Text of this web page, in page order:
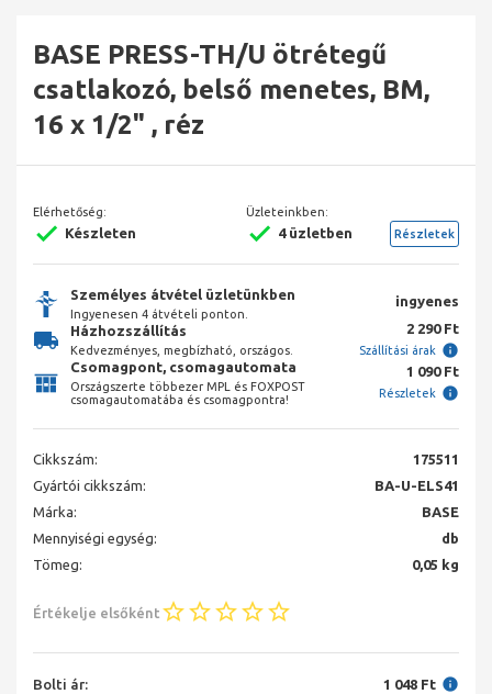
BASE PRESS-TH/U ötrétegű
csatlakozó, belső menetes, BM,
16 x 1/2" , réz
Elérhetőség:
Készleten
Üzleteinkben:
4 üzletben Részletek
Személyes átvétel üzletünkben
Ingyenesen 4 átvételi ponton.
ingyenes
Házhozszállítás
Kedvezményes, megbízható, országos.
2 290 Ft
Szállítási árak
Csomagpont, csomagautomata
Országszerte többezer MPL és FOXPOST
csomagautomatába és csomagpontra!
1 090 Ft
Részletek
Cikkszám:
175511
Gyártói cikkszám:
BA-U-ELS41
Márka:
BASE
Mennyiségi egység:
db
Tömeg:
0,05 kg
Értékelje elsőként
Bolti ár: 1 048 Ft